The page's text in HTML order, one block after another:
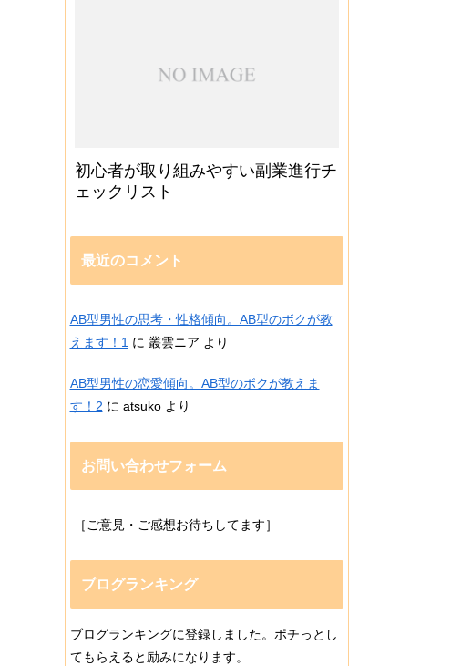
初心者が取り組みやすい副業進行チ
ェックリスト
最近のコメント
AB型男性の思考・性格傾向。AB型のボクが教
えます！1に 叢雲ニア より
AB型男性の恋愛傾向。AB型のボクが教えま
す！2 に atsukoより
お問い合わせフォーム
［ご意見・ご感想お待ちしてます］
ブログランキング
ブログランキングに登録しました。ポチっとし
てもらえると励みになります。